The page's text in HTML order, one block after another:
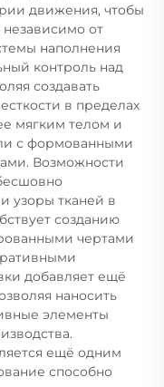
движения, чтобы
от
наполнения
контроль над
создавать
в пределах
мягким телом и
с формованными
Возможности
узоры тканей в
созданию
чертами
добавляет ещё
наносить
элементы
ещё одним
способно